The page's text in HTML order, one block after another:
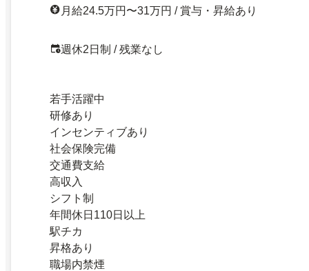
月給24.5万円〜31万円 / 賞与・昇給あり
週休2日制 / 残業なし
若手活躍中
研修あり
インセンティブあり
社会保険完備
交通費支給
高収入
シフト制
年間休日110日以上
駅チカ
昇格あり
職場内禁煙